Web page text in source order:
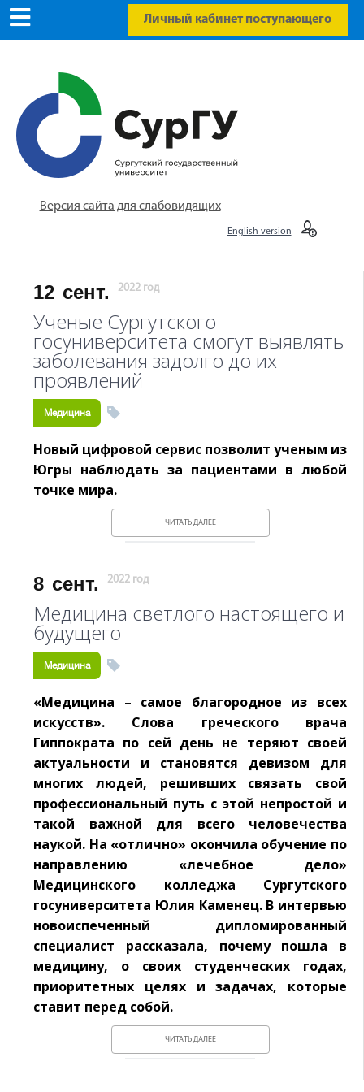
Личный кабинет поступающего
Версия сайта для слабовидящих
English version
12 сент. 2022 год
Ученые Сургутского
госуниверситета смогут выявлять
заболевания задолго до их
проявлений
Медицина
Новый цифровой сервис позволит ученым из
Югры наблюдать за пациентами в любой
точке мира.
ЧИТАТЬ ДАЛЕЕ
8 сент. 2022 год
Медицина светлого настоящего и
будущего
Медицина
«Медицина – самое благородное из всех
искусств». Слова греческого врача
Гиппократа по сей день не теряют своей
актуальности и становятся девизом для
многих людей, решивших связать свой
профессиональный путь с этой непростой и
такой важной для всего человечества
наукой. На «отлично» окончила обучение по
направлению «лечебное дело»
Медицинского колледжа Сургутского
госуниверситета Юлия Каменец. В интервью
новоиспеченный дипломированный
специалист рассказала, почему пошла в
медицину, о своих студенческих годах,
приоритетных целях и задачах, которые
ставит перед собой.
ЧИТАТЬ ДАЛЕЕ